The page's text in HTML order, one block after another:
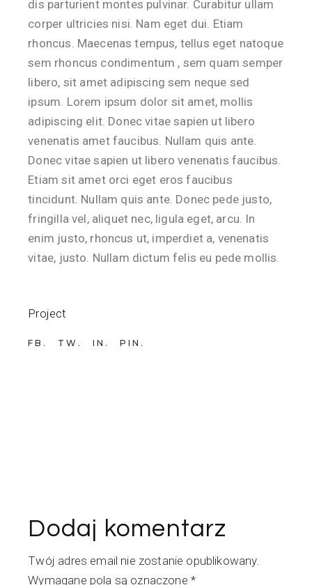
dis parturient montes pulvinar. Curabitur ullam
corper ultricies nisi. Nam eget dui. Etiam
rhoncus. Maecenas tempus, tellus eget natoque
sem rhoncus condimentum , sem quam semper
libero, sit amet adipiscing sem neque sed
ipsum. Lorem ipsum dolor sit amet, mollis
adipiscing elit. Donec vitae sapien ut libero
venenatis amet faucibus. Nullam quis ante.
Donec vitae sapien ut libero venenatis faucibus.
Etiam sit amet orci eget eros faucibus
tincidunt. Nullam quis ante. Donec pede justo,
fringilla vel, aliquet nec, ligula eget, arcu. In
enim justo, rhoncus ut, imperdiet a, venenatis
vitae, justo. Nullam dictum felis eu pede mollis.
Project
FB TW IN PIN
Dodaj komentarz
Twój adres email nie zostanie opublikowany.
Wymagane pola są oznaczone *